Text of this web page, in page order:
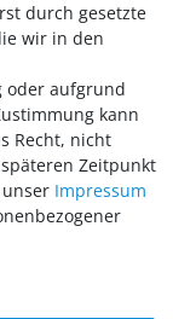
und bequemen
durch gesetzte
wir in den
oder aufgrund
kann
Recht, nicht
Zeitpunkt
Impressum